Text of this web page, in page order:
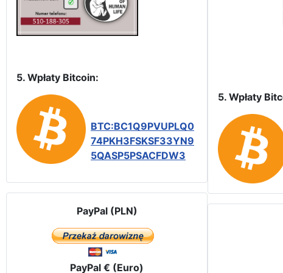
5. Wpłaty Bitcoin:
BTC:BC1Q9PVUPLQ0
74PKH3FSKSF33YN9
5QASP5PSACFDW3
PayPal (PLN)
PayPal € (Euro)
5. Wpłaty